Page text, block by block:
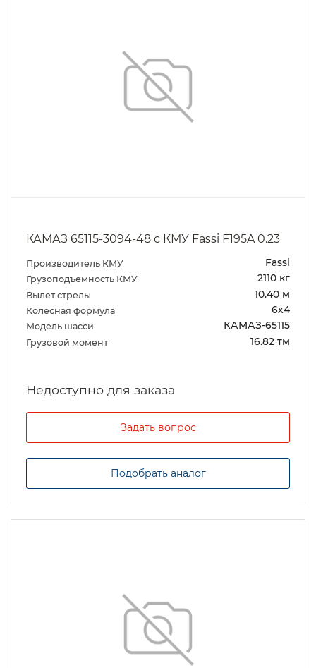
КАМАЗ 65115-3094-48 с КМУ Fassi F195A 0.23
Производитель КМУ Fassi
Грузоподъемность КМУ 2110 кг
Вылет стрелы 10.40 м
Колесная формула 6х4
Модель шасси КАМАЗ-65115
Грузовой момент 16.82 тм
Задать вопрос
Подобрать аналог